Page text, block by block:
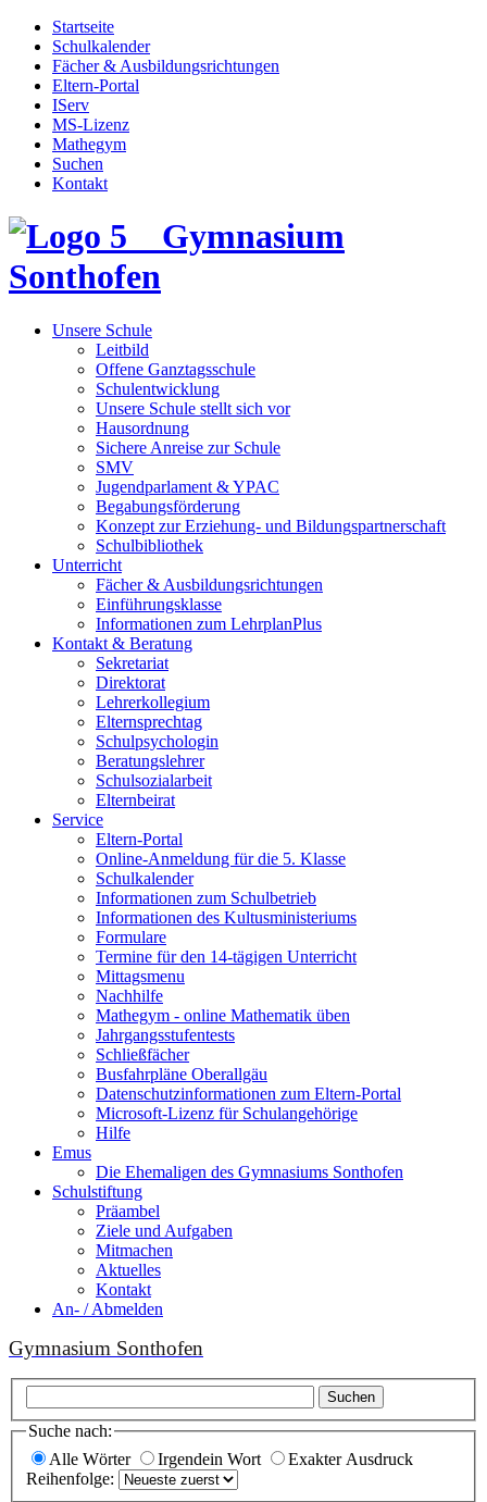
Startseite
Schulkalender
Fächer & Ausbildungsrichtungen
Eltern-Portal
IServ
MS-Lizenz
Mathegym
Suchen
Kontakt
Gymnasium
Sonthofen
Unsere Schule
Leitbild
Offene Ganztagsschule
Schulentwicklung
Unsere Schule stellt sich vor
Hausordnung
Sichere Anreise zur Schule
SMV
Jugendparlament & YPAC
Begabungsförderung
Konzept zur Erziehung- und Bildungspartnerschaft
Schulbibliothek
Unterricht
Fächer & Ausbildungsrichtungen
Einführungsklasse
Informationen zum LehrplanPlus
Kontakt & Beratung
Sekretariat
Direktorat
Lehrerkollegium
Elternsprechtag
Schulpsychologin
Beratungslehrer
Schulsozialarbeit
Elternbeirat
Service
Eltern-Portal
Online-Anmeldung für die 5. Klasse
Schulkalender
Informationen zum Schulbetrieb
Informationen des Kultusministeriums
Formulare
Termine für den 14-tägigen Unterricht
Mittagsmenu
Nachhilfe
Mathegym - online Mathematik üben
Jahrgangsstufentests
Schließfächer
Busfahrpläne Oberallgäu
Datenschutzinformationen zum Eltern-Portal
Microsoft-Lizenz für Schulangehörige
Hilfe
Emus
Die Ehemaligen des Gymnasiums Sonthofen
Schulstiftung
Präambel
Ziele und Aufgaben
Mitmachen
Aktuelles
Kontakt
An- / Abmelden
Gymnasium Sonthofen
Suchen
Suche nach:
Alle Wörter
Irgendein Wort
Exakter Ausdruck
Reihenfolge: